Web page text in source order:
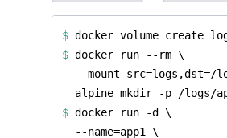
$
$ docker run --rm
$ docker run -d